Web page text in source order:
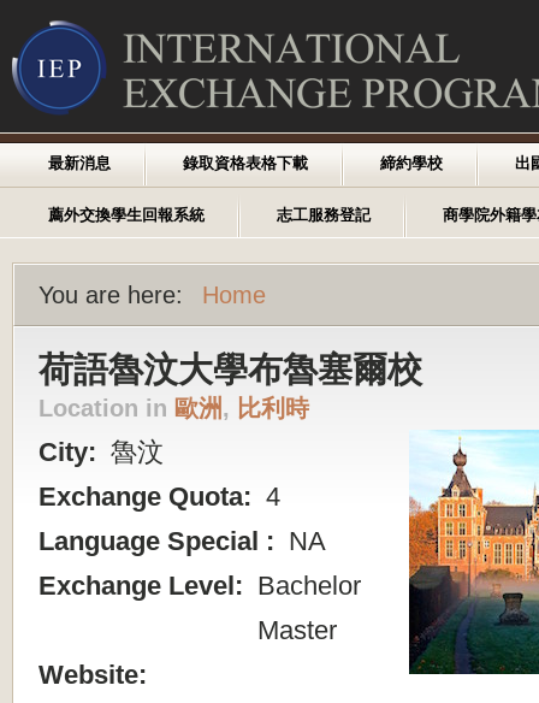
最新消息 錄取資格表格下載 締約學校 出
薦外交換學生回報系統 志工服務登記 商學院外籍
You are here: Home
荷語魯汶大學布魯塞爾校
Location in 歐洲, 比利時
City: 魯汶
Exchange Quota: 4
Language Special : NA
Exchange Level: Bachelor
Master
Website: